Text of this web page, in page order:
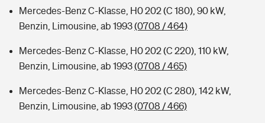
Typklassen: So ist Ihr Auto eingestuft
Mercedes-Benz C-Klasse, H0 202 (C 180), 90 kW,
Benzin, Limousine, ab 1993(0708 / 464)
Mercedes-Benz C-Klasse, H0 202 (C 220), 110 kW,
Benzin, Limousine, ab 1993(0708 / 465)
Mercedes-Benz C-Klasse, H0 202 (C 280), 142 kW,
Benzin, Limousine, ab 1993(0708 / 466)